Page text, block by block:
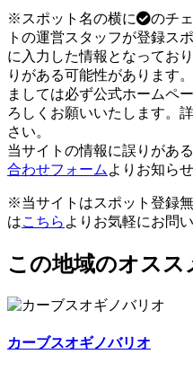
※スポット名の横に
のチ
トの運営スタッフが登録ス
に入力した情報となってお
りがある可能性があります
ましては必ず公式ホームペ
ろしくお願いいたします。
さい。
当サイトの情報に誤りがあ
合わせフォーム よりお知ら
※当サイトはスポット登録
はこちら よりお気軽にお問
この地域のオスス
カーブスオギノバリオ